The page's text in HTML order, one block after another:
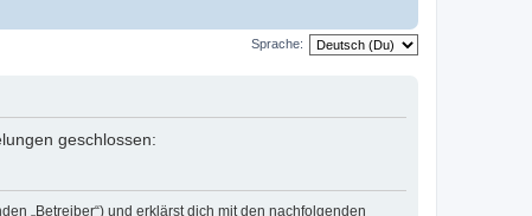
Sprache:
geschlossen:
„Betreiber“) und erklärst dich mit den nachfolgenden